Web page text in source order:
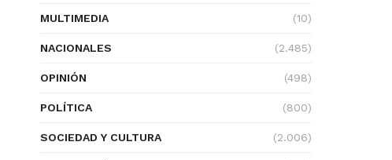
MULTIMEDIA (10)
NACIONALES (2.485)
OPINIÓN (498)
POLÍTICA (800)
SOCIEDAD Y CULTURA (2.006)